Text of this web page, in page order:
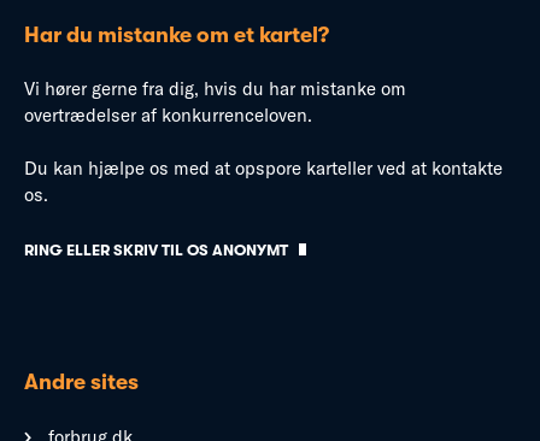
Har du mistanke om et kartel?
Vi hører gerne fra dig, hvis du har mistanke om
overtrædelser af konkurrenceloven.
Du kan hjælpe os med at opspore karteller ved at kontakte
os.
RING ELLER SKRIV TIL OS ANONYMT
Andre sites